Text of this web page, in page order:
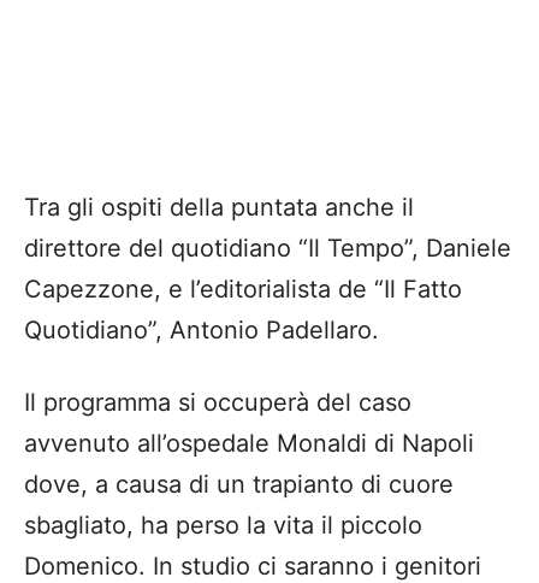
Tra gli ospiti della puntata anche il
direttore del quotidiano “Il Tempo”, Daniele
Capezzone, e l’editorialista de “Il Fatto
Quotidiano”, Antonio Padellaro.
Il programma si occuperà del caso
avvenuto all’ospedale Monaldi di Napoli
dove, a causa di un trapianto di cuore
sbagliato, ha perso la vita il piccolo
Domenico. In studio ci saranno i genitori